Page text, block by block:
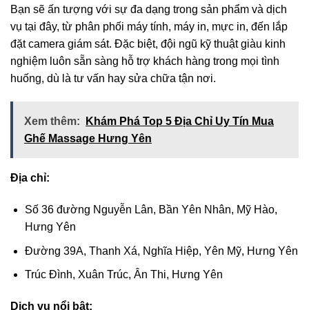
Bạn sẽ ấn tượng với sự đa dạng trong sản phẩm và dịch
vụ tại đây, từ phân phối máy tính, máy in, mực in, đến lắp
đặt camera giám sát. Đặc biệt, đội ngũ kỹ thuật giàu kinh
nghiệm luôn sẵn sàng hỗ trợ khách hàng trong mọi tình
huống, dù là tư vấn hay sửa chữa tận nơi.
Xem thêm:
Khám Phá Top 5 Địa Chỉ Uy Tín Mua
Ghế Massage Hưng Yên
Địa chỉ:
Số 36 đường Nguyễn Lân, Bần Yên Nhân, Mỹ Hào,
Hưng Yên
Đường 39A, Thanh Xá, Nghĩa Hiệp, Yên Mỹ, Hưng Yên
Trúc Đình, Xuân Trúc, Ân Thi, Hưng Yên
Dịch vụ nổi bật: